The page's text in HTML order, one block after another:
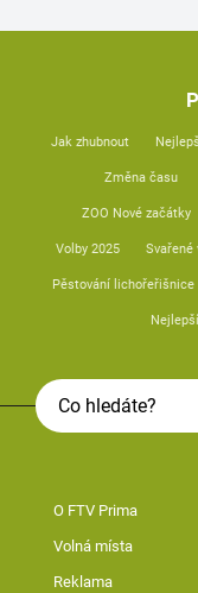
Jak zhubnout
Změna času
ZOO Nové začátky
Volby 2025 Svařené
Pěstování lichořeřišnice
O FTV Prima
Volná místa
Reklama